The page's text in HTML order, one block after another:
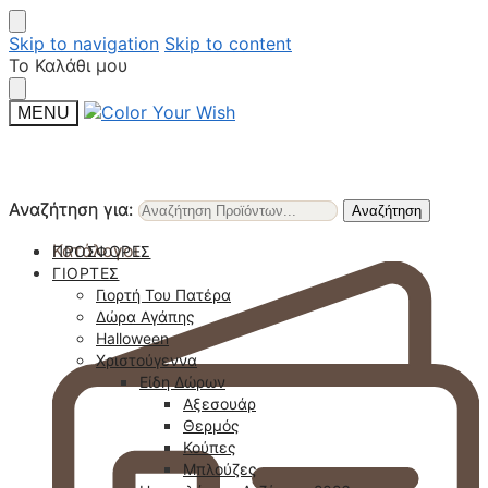
Skip to navigation Skip to content
Το Καλάθι μου
MENU
Αναζήτηση για: Αναζήτηση
Κατάλογοι
Αναζήτηση για: Αναζήτηση
ΠΡΟΣΦΟΡΈΣ
ΓΙΟΡΤΈΣ
Γιορτή Του Πατέρα
Δώρα Αγάπης
Halloween
Χριστούγεννα
Είδη Δώρων
Αξεσουάρ
Θερμός
Κούπες
Μπλούζες